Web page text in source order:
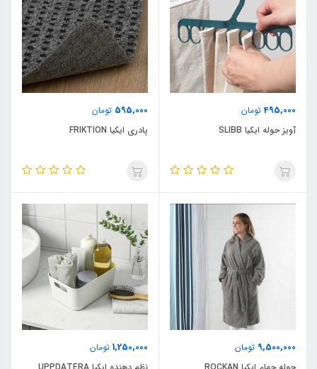
495,000تومان
آویز حوله ایکیا SLIBB
595,000 تومان
پادری ایکیا FRIKTION
9,500,000 تومان
1,250,000 تومان